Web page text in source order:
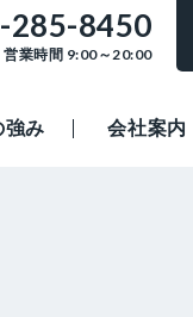
285-8450
営業時間 9:00～20:00
強み 会社案内